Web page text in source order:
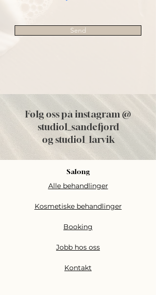
Send
Følg oss på instagram @
studiol sandefjord
og studiol_larvik
Salong
Alle behandlinger
Kosmetiske behandlinger
Booking
Jobb hos oss
Kontakt